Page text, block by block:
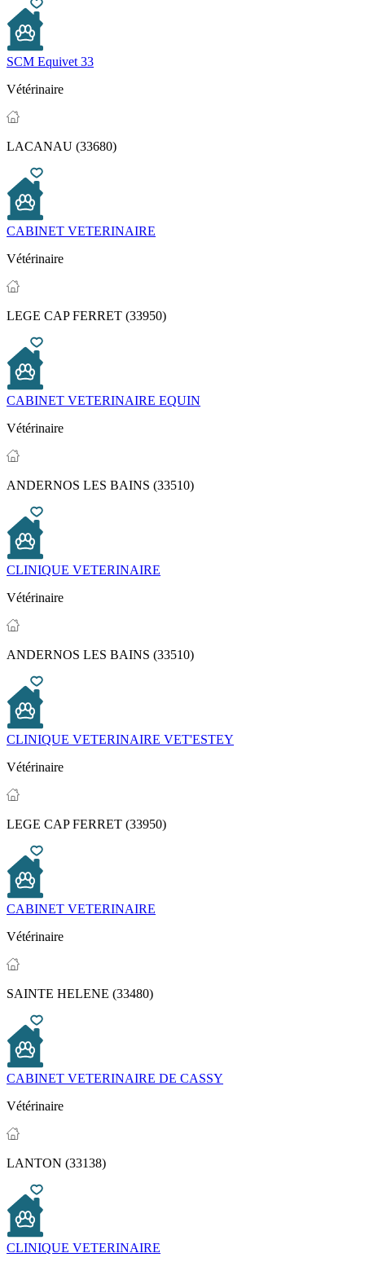
SCM Equivet 33
Vétérinaire
LACANAU (33680)
CABINET VETERINAIRE
Vétérinaire
LEGE CAP FERRET (33950)
CABINET VETERINAIRE EQUIN
Vétérinaire
ANDERNOS LES BAINS (33510)
CLINIQUE VETERINAIRE
Vétérinaire
ANDERNOS LES BAINS (33510)
CLINIQUE VETERINAIRE VET'ESTEY
Vétérinaire
LEGE CAP FERRET (33950)
CABINET VETERINAIRE
Vétérinaire
SAINTE HELENE (33480)
CABINET VETERINAIRE DE CASSY
Vétérinaire
LANTON (33138)
CLINIQUE VETERINAIRE